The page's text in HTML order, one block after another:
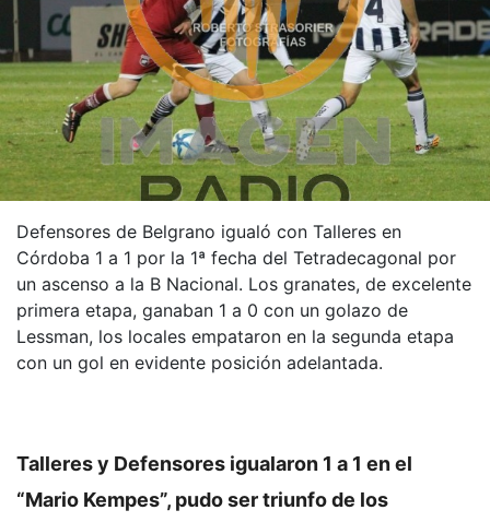
Defensores de Belgrano igualó con Talleres en
Córdoba 1 a 1 por la 1ª fecha del Tetradecagonal por
un ascenso a la B Nacional. Los granates, de excelente
primera etapa, ganaban 1 a 0 con un golazo de
Lessman, los locales empataron en la segunda etapa
con un gol en evidente posición adelantada.
Talleres y Defensores igualaron 1 a 1 en el
“Mario Kempes”, pudo ser triunfo de los